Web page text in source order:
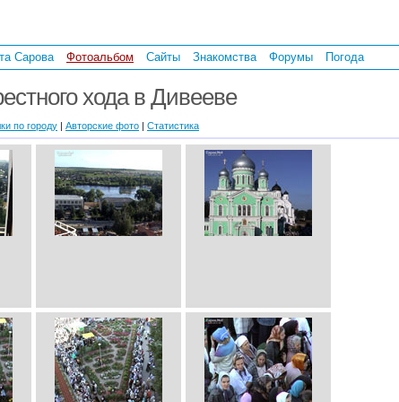
Сарова Фотоальбом Сайты Знакомства Форумы Погода
хода в Дивееве
по городу | Авторские фото | Статистика